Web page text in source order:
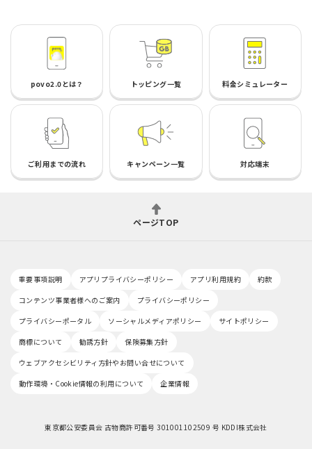
povo2.0とは？ トッピング一覧 料金シミュレーター
ご利用までの流れ キャンペーン一覧 対応端末
ページTOP
重要事項説明 アプリプライバシーポリシー アプリ利用規約
約款
コンテンツ事業者様へのご案内
プライバシーポリシー
プライバシーポータル
ソーシャルメディアポリシー
サイトポリシー
商標について
勧誘方針
保険募集方針
ウェブアクセシビリティ方針やお問い合せについて
動作環境・Cookie情報の利用について
企業情報
東京都公安委員会 古物商許可番号 301001102509 号 KDDI株式会社